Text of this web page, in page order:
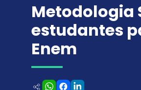
Metodologia
estudantes
Enem